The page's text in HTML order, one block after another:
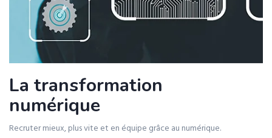
La transformation
numérique
Recruter mieux, plus vite et en équipe grâce au numérique.